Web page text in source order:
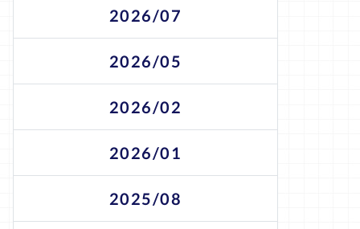
2026/07
2026/05
2026/02
2026/01
2025/08